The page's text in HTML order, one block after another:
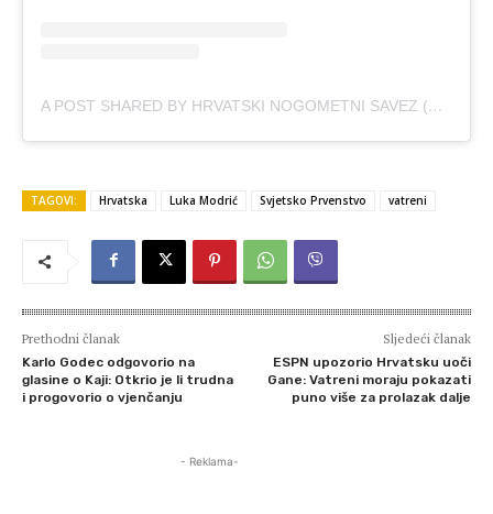
A POST SHARED BY HRVATSKI NOGOMETNI SAVEZ (@HNS_CFF)
TAGOVI: Hrvatska Luka Modrić Svjetsko Prvenstvo vatreni
Prethodni članak
Karlo Godec odgovorio na
glasine o Kaji: Otkrio je li trudna
i progovorio o vjenčanju
Sljedeći članak
ESPN upozorio Hrvatsku uoči
Gane: Vatreni moraju pokazati
puno više za prolazak dalje
- Reklama-